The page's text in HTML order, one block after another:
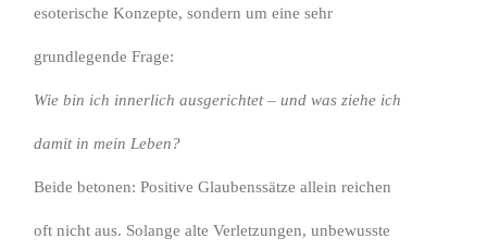
esoterische Konzepte, sondern um eine sehr
grundlegende Frage:
Wie bin ich innerlich ausgerichtet – und was ziehe ich
damit in mein Leben?
Beide betonen: Positive Glaubenssätze allein reichen
oft nicht aus. Solange alte Verletzungen, unbewusste